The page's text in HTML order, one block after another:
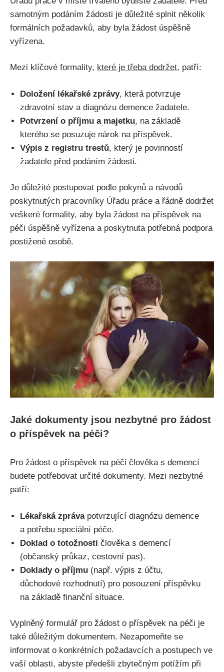
samotným podáním žádosti je důležité splnit několik
formálních požadavků, aby byla žádost úspěšně
vyřízena.
Mezi klíčové formality, které je třeba dodržet, patří:
Doložení lékařské zprávy, která potvrzuje
zdravotní stav a diagnózu demence žadatele.
Potvrzení o příjmu a majetku, na základě
kterého se posuzuje nárok na příspěvek.
Výpis z registru trestů, který je povinností
žadatele před podáním žádosti.
Je důležité postupovat podle pokynů a návodů
poskytnutých pracovníky Úřadu práce a řádně dodržet
veškeré formality, aby byla žádost na příspěvek na
péči úspěšně vyřízena a poskytnuta potřebná podpora
postižené osobě.
Jaké dokumenty jsou nezbytné pro žádost
o příspěvek na péči?
Pro žádost o příspěvek na péči člověka s demencí
budete potřebovat určité dokumenty. Mezi nezbytné
patří:
Lékařská zprávapotvrzující diagnózu demence
a potřebu speciální péče.
Doklad o totožnosti člověka s demencí
(občanský průkaz, cestovní pas).
Doklady o příjmu (např. výpis z účtu,
důchodové rozhodnutí) pro posouzení příspěvku
na základě finanční situace.
Vyplněný formulář pro žádost o příspěvek na péči je
také důležitým dokumentem. Nezapomeňte se
informovat o konkrétních požadavcích a postupech ve
vaší oblasti, abyste předešli zbytečným potížím při